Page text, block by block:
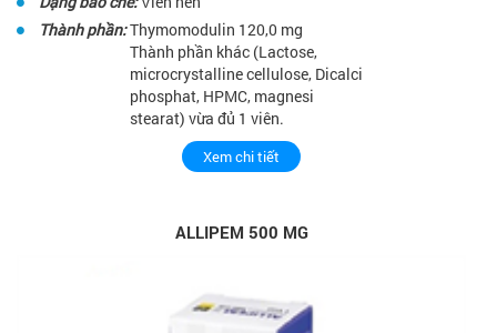
Thành phần:Thymomodulin 120,0 mg
Thành phần khác (Lactose,
microcrystalline cellulose, Dicalci
phosphat, HPMC, magnesi
stearat) vừa đủ 1 viên.
Xem chi tiết
ALLIPEM 500 MG